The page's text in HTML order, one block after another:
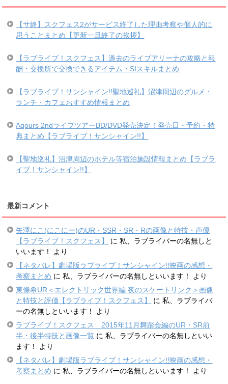
【サ終】スクフェス2がサービス終了した理由考察や個人的に
思うことまとめ【更新一旦終了の挨拶】
【ラブライブ！スクフェス】過去のライブアリーナの攻略と報
酬・交換所で交換できるアイテム・SIスキルまとめ
【ラブライブ！サンシャイン!!聖地巡礼】沼津周辺のグルメ・
ランチ・カフェおすすめ情報まとめ
Aqours 2ndライブツアーBD/DVD発売決定！発売日・予約・特
典まとめ【ラブライブ！サンシャイン!!】
【聖地巡礼】沼津周辺のホテル等宿泊施設情報まとめ【ラブラ
イブ！サンシャイン!!】
最新コメント
矢澤にこ(にこにー)のUR・SSR・SR・Rの画像と特技・声優
【ラブライブ！スクフェス】
に私、ラブライバーの名無しと
いいます！
より
【ネタバレ】劇場版ラブライブ！サンシャイン!!映画の感想・
考察まとめ に私、ラブライバーの名無しといいます！
より
東條希UR＜エレクトリック世界編 夜のスケートリンク＞画像
と特技と評価【ラブライブ！スクフェス】
に私、ラブライバ
ーの名無しといいます！
より
ラブライブ！スクフェス 2015年11月舞踏会編のUR・SR前
半・後半特技と画像一覧 に私、ラブライバーの名無しといい
ます！
より
【ネタバレ】劇場版ラブライブ！サンシャイン!!映画の感想・
考察まとめ に私、ラブライバーの名無しといいます！ より